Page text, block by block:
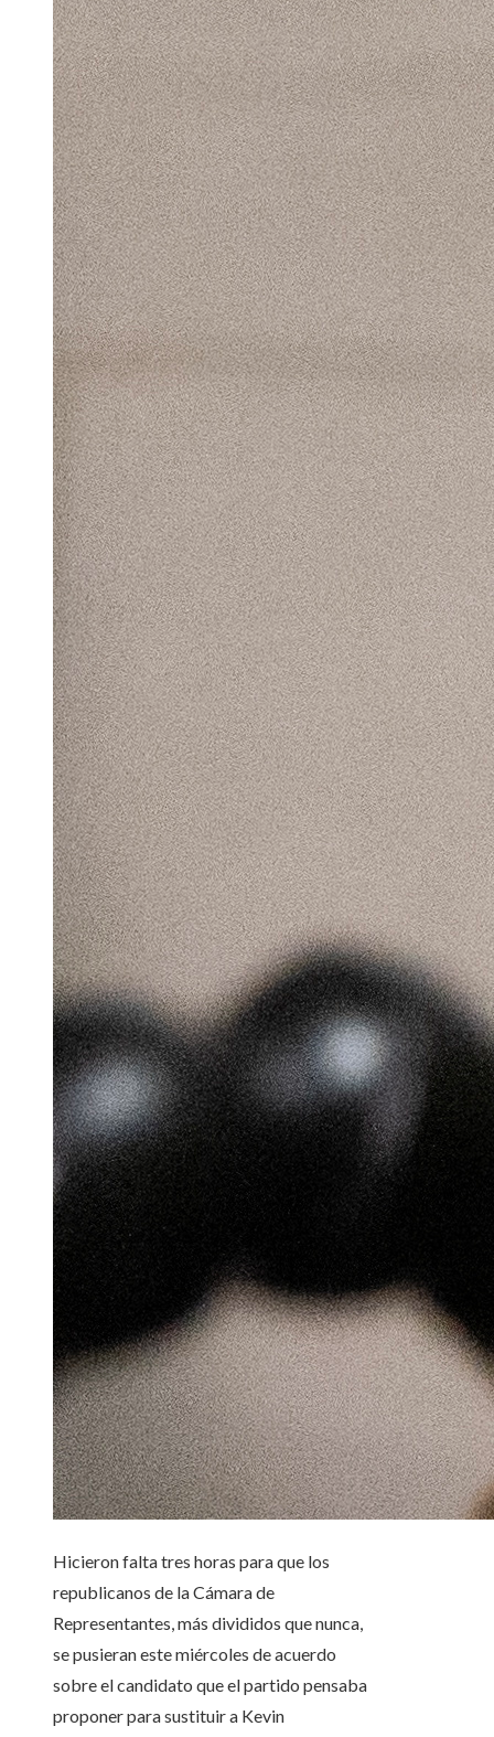
Hicieron falta tres horas para que los
republicanos de la Cámara de
Representantes, más divididos que nunca,
se pusieran este miércoles de acuerdo
sobre el candidato que el partido pensaba
proponer para sustituir a Kevin